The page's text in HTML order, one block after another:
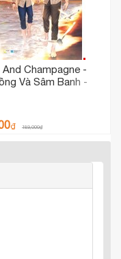
And Champagne -
Và Sâm Banh -
₫ 189,000₫